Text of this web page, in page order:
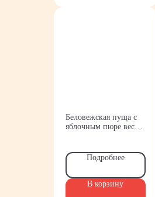
Беловежская пуща с
яблочным пюре вес
Подробнее
В корзину